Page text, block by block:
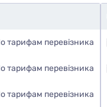
тарифам перевізника
тарифам перевізника
тарифам перевізника